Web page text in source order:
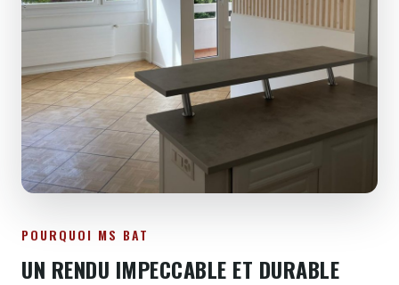
POURQUOI MS BAT
UN RENDU IMPECCABLE ET DURABLE